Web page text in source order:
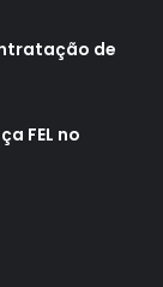
de
FEL no